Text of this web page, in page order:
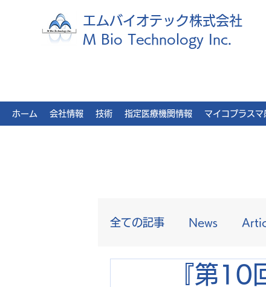
エムバイオテック株式会社
M Bio Technology Inc.
ホーム 会社情報 技術 指定医療機関情報 マイコプラス
全ての記事 News
『第